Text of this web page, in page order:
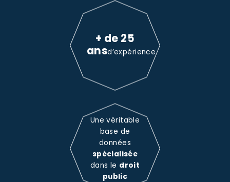
+ de 25
ansd’expérience
Une véritable
base de
données
spécialisée
dans le droit
public